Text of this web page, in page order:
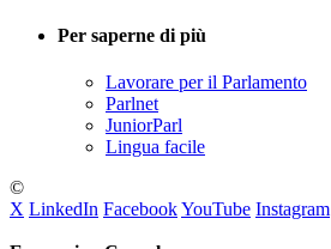
Per saperne di più
Lavorare per il Parlamento
Parlnet
JuniorParl
Lingua facile
©
X LinkedIn FacebookYouTube Instagram